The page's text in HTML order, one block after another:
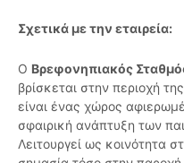
Σχετικά με την εταιρεία:
Ο Βρεφονηπιακός
βρίσκεται στην περιοχή
είναι ένας χώρος
σφαιρική ανάπτυξη των
Λειτουργεί ως κοινότητα